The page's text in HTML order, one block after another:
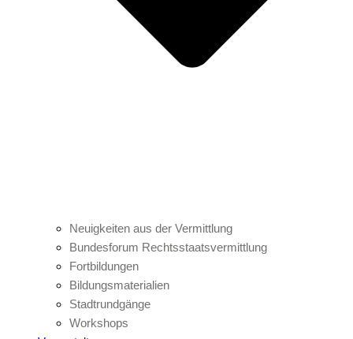
Neuigkeiten aus der Vermittlung
Bundesforum Rechtsstaatsvermittlung
Fortbildungen
Bildungsmaterialien
Stadtrundgänge
Workshops